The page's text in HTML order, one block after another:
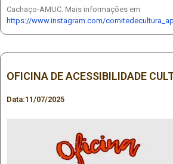
Cachaço-AMUC. Mais informações em
https://www.instagram.com/
OFICINA DE ACESSIBILIDADE
Data:11/07/2025